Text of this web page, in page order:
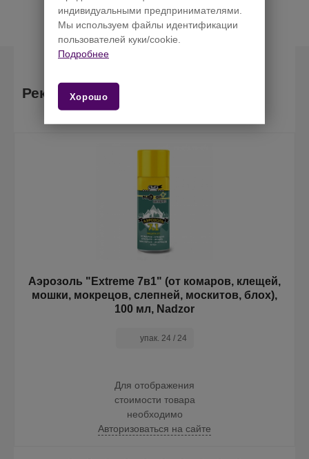
Рекомендуемые товары
Крышки твист-офф d=82 мм, 20 шт/уп., mix
дизайнов «Калейдоскоп», Komfi
стоимости товара
необходимо
Авторизоваться на сайте
индивидуальными предпринимателями.
Мы используем файлы идентификации
пользователей куки/cookie.
Подробнее
Хорошо